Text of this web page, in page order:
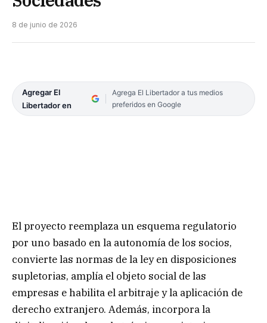
8 de junio de 2026
Agregar El
Libertador en
Agrega El Libertador a tus medios
preferidos en Google
El proyecto reemplaza un esquema regulatorio
por uno basado en la autonomía de los socios,
convierte las normas de la ley en disposiciones
supletorias, amplía el objeto social de las
empresas e habilita el arbitraje y la aplicación de
derecho extranjero. Además, incorpora la